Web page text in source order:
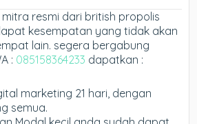
resmi dari british propolis
kesempatan yang tidak akan
lain. segera bergabung
: 085158364233 dapatkan :
marketing 21 hari, dengan
semua.